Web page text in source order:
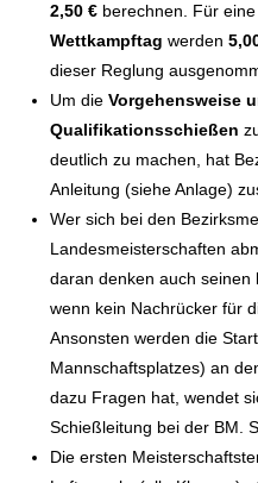
2,50 € berechnen. Für eine
Wettkampftag werden
dieser Reglung
Um dieVorgehensweise
Qualifikationsschießen
deutlich zu machen, hat
Anleitung (siehe Anlage)
Wer sich bei den
Landesmeisterschaften
daran denken auch seinen
wenn kein Nachrücker für
Ansonsten werden die
Mannschaftsplatzes) an
dazu Fragen hat, wendet
Schießleitung bei der BM.
Die ersten